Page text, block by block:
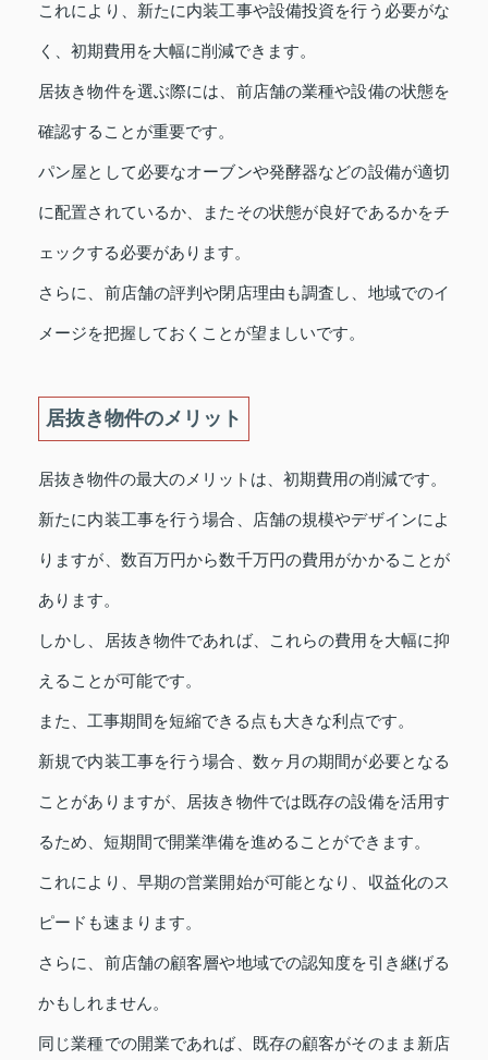
これにより、新たに内装工事や設備投資を行う必要がな
く、初期費用を大幅に削減できます。
居抜き物件を選ぶ際には、前店舗の業種や設備の状態を
確認することが重要です。
パン屋として必要なオーブンや発酵器などの設備が適切
に配置されているか、またその状態が良好であるかをチ
ェックする必要があります。
さらに、前店舗の評判や閉店理由も調査し、地域でのイ
メージを把握しておくことが望ましいです。
居抜き物件のメリット
居抜き物件の最大のメリットは、初期費用の削減です。
新たに内装工事を行う場合、店舗の規模やデザインによ
りますが、数百万円から数千万円の費用がかかることが
あります。
しかし、居抜き物件であれば、これらの費用を大幅に抑
えることが可能です。
また、工事期間を短縮できる点も大きな利点です。
新規で内装工事を行う場合、数ヶ月の期間が必要となる
ことがありますが、居抜き物件では既存の設備を活用す
るため、短期間で開業準備を進めることができます。
これにより、早期の営業開始が可能となり、収益化のス
ピードも速まります。
さらに、前店舗の顧客層や地域での認知度を引き継げる
かもしれません。
同じ業種での開業であれば、既存の顧客がそのまま新店